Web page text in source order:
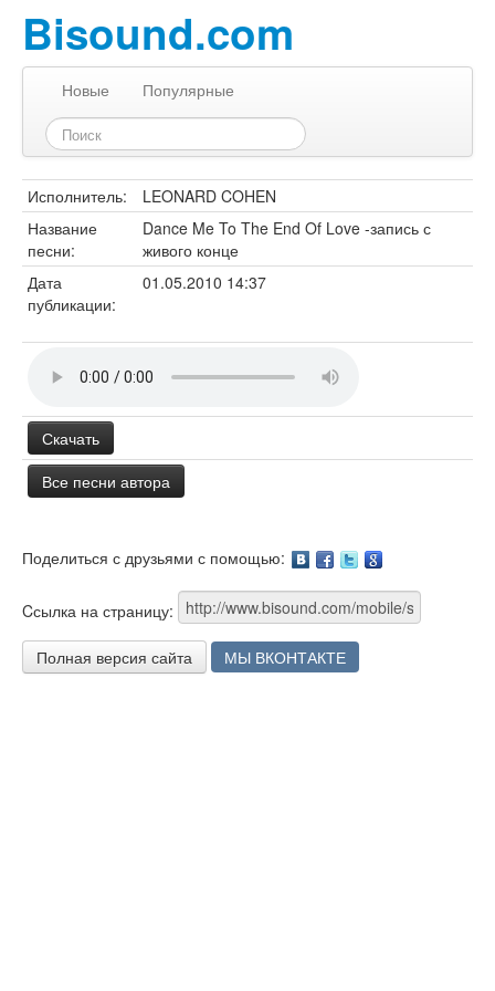
Bisound.com
Новые Популярные
Исполнитель:
LEONARD COHEN
Название
песни:
Dance Me To The End Of Love -запись с
живого конце
Дата
публикации:
01.05.2010 14:37
Скачать
Все песни автора
Поделиться с друзьями с помощью:
Cсылка на страницу:
Полная версия сайта МЫ ВКОНТАКТЕ